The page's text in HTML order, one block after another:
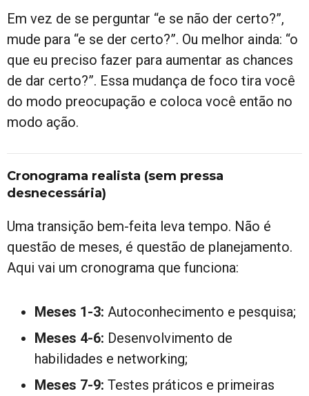
Em vez de se perguntar “e se não der certo?”,
mude para “e se der certo?”. Ou melhor ainda: “o
que eu preciso fazer para aumentar as chances
de dar certo?”. Essa mudança de foco tira você
do modo preocupação e coloca você então no
modo ação.
Cronograma realista (sem pressa
desnecessária)
Uma transição bem-feita leva tempo. Não é
questão de meses, é questão de planejamento.
Aqui vai um cronograma que funciona:
Meses 1-3: Autoconhecimento e pesquisa;
Meses 4-6: Desenvolvimento de
habilidades e networking;
Meses 7-9: Testes práticos e primeiras